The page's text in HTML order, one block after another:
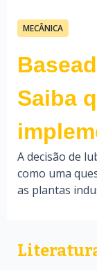
MECÂNICA
Saiba
A decisão de
como uma
as plantas